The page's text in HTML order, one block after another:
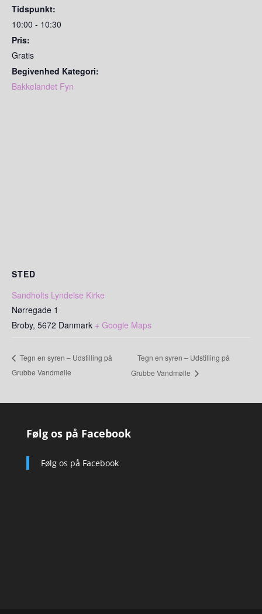
Tidspunkt:
10:00 - 10:30
Pris:
Gratis
Begivenhed Kategori:
Bakkelandet Fyn
STED
Sandholts Lyndelse Kirke
Nørregade 1
Broby, 5672 Danmark + Google Maps
Tegn en syren – Udstilling på
Grubbe Vandmølle
Tegn en syren – Udstilling på
Grubbe Vandmølle
Følg os på Facebook
Følg os på Facebook